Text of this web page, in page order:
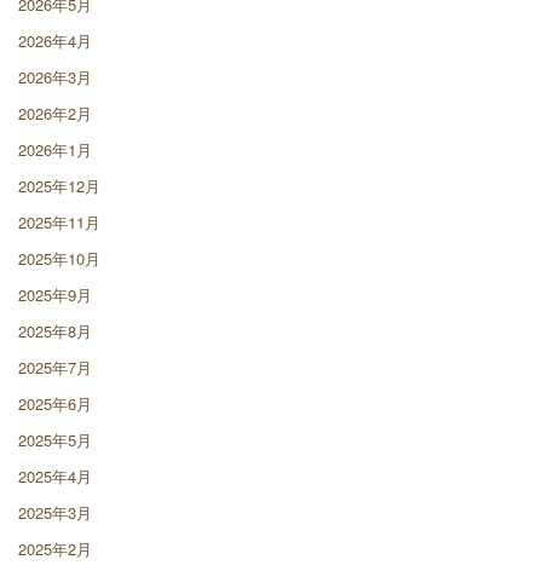
2026年4月
2026年3月
2026年2月
2026年1月
2025年12月
2025年11月
2025年10月
2025年9月
2025年8月
2025年7月
2025年6月
2025年5月
2025年4月
2025年3月
2025年2月